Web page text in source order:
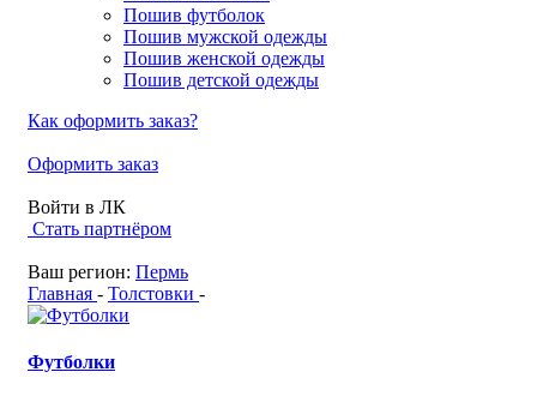
Пошив футболок
Пошив мужской одежды
Пошив женской одежды
Пошив детской одежды
Как оформить заказ?
Оформить заказ
Войти в ЛК
Стать партнёром
Ваш регион: Пермь
Главная - Толстовки -
Футболки